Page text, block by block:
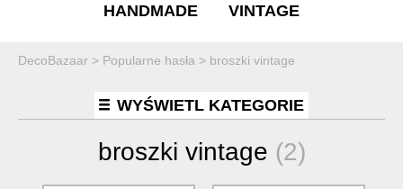
HANDMADE VINTAGE
DecoBazaar > Popularne hasła > broszki vintage
WYŚWIETL KATEGORIE
broszki vintage (2)